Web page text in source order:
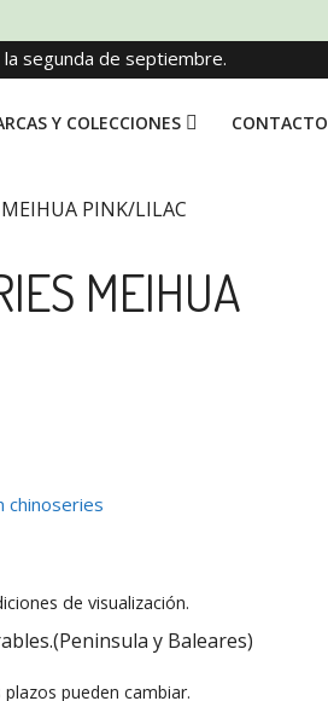
segunda de septiembre.
Y COLECCIONES CONTACTO
PINK/LILAC
MEIHUA
chinoseries
de visualización.
y Baleares)
pueden cambiar.